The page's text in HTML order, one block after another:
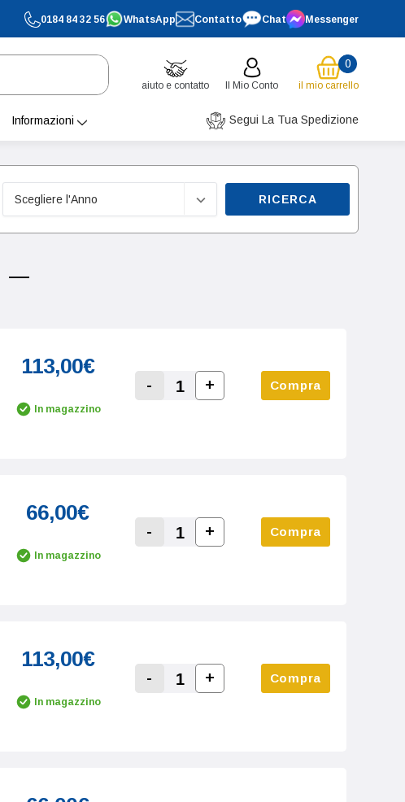
0184 84 32 56 WhatsApp Contatto Chat Messenger
aiuto e contatto Il Mio Conto
0
il mio carrello
Informazioni Segui La Tua Spedizione
RICERCA
113,00€
In magazzino Decrease Quantity:
-
Increase Quantity:
+ Compra
66,00€
In magazzino Decrease Quantity:
-
Increase Quantity:
+ Compra
113,00€
In magazzino Decrease Quantity:
-
Increase Quantity:
+ Compra